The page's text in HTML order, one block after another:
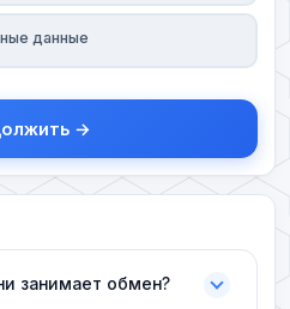
данные
→
занимает обмен?